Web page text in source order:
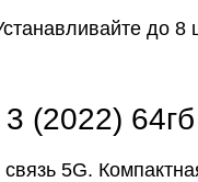
до
(2022)
5G.